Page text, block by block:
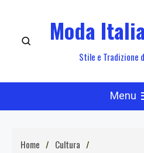
content
Moda
Stile e Tradizione
Menu
Home
Cultura